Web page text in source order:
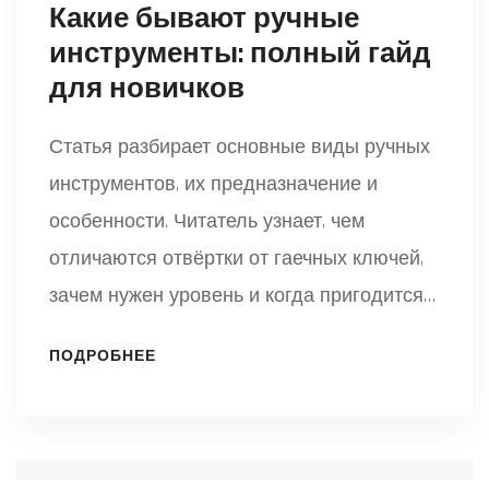
Какие бывают ручные
инструменты: полный гайд
для новичков
Статья разбирает основные виды ручных
инструментов, их предназначение и
особенности. Читатель узнает, чем
отличаются отвёртки от гаечных ключей,
зачем нужен уровень и когда пригодится
советы по выбору инструмента в
ПОДРОБНЕЕ